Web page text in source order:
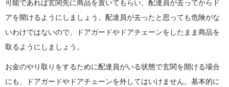
可能であれば玄関先に商品を置いてもらい、配達員が去ってからド
アを開けるようにしましょう。配達員が去ったと思っても危険がな
いわけではないので、ドアガードやドアチェーンをしたまま商品を
取るようにしましょう。
お金のやり取りをするために配達員がいる状態で玄関を開ける場合
にも、ドアガードやドアチェーンを外してはいけません。基本的に